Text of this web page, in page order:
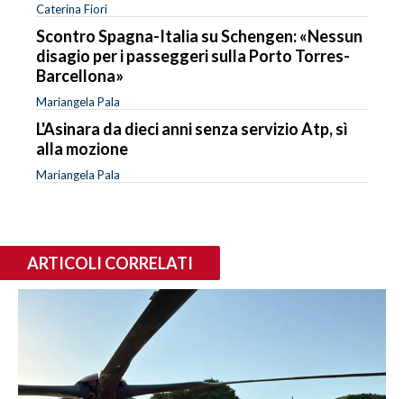
Caterina Fiori
Scontro Spagna-Italia su Schengen: «Nessun
disagio per i passeggeri sulla Porto Torres-
Barcellona»
Mariangela Pala
L'Asinara da dieci anni senza servizio Atp, sì
alla mozione
Mariangela Pala
ARTICOLI CORRELATI